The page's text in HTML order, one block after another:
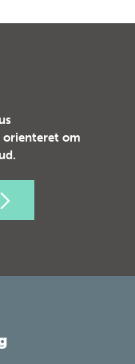
orienteret om